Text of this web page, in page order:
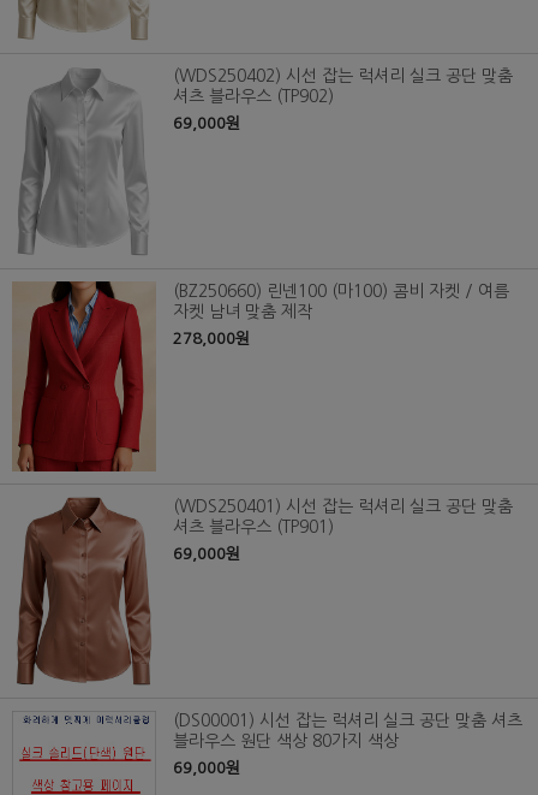
(WDS250402) 시선 잡는 럭셔리 실크 공단 맞춤
셔츠 블라우스 (TP902)
69,000원
(BZ250660) 린넨100 (마100) 콤비 자켓 / 여름
자켓 남녀 맞춤 제작
278,000원
(WDS250401) 시선 잡는 럭셔리 실크 공단 맞춤
셔츠 블라우스 (TP901)
69,000원
(DS00001) 시선 잡는 럭셔리 실크 공단 맞춤 셔츠
블라우스 원단 색상 80가지 색상
69,000원